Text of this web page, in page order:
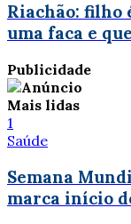
Riachão: filho
uma faca e
Publicidade
Mais lidas
1
Saúde
Semana
marca início